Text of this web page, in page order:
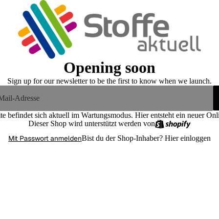
Opening soon
Sign up for our newsletter to be the first to know when we launch.
befindet sich aktuell im Wartungsmodus. Hier entsteht ein neuer
Dieser Shop wird unterstützt werden von
Mit Passwort anmeldenBist du der Shop-Inhaber? Hier einloggen